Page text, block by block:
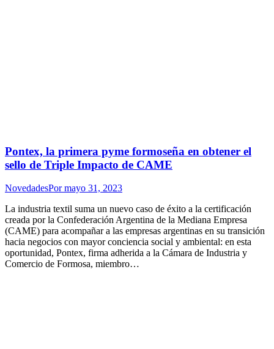
Pontex, la primera pyme formoseña en obtener el
sello de Triple Impacto de CAME
NovedadesPormayo 31, 2023
La industria textil suma un nuevo caso de éxito a la certificación
creada por la Confederación Argentina de la Mediana Empresa
(CAME) para acompañar a las empresas argentinas en su transición
hacia negocios con mayor conciencia social y ambiental: en esta
oportunidad, Pontex, firma adherida a la Cámara de Industria y
Comercio de Formosa, miembro…